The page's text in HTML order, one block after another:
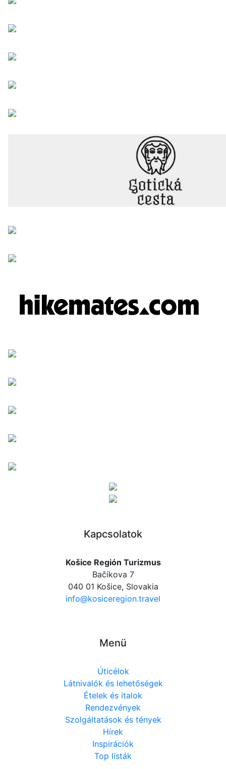
Kapcsolatok
Košice Región Turizmus
Bačíkova 7
040 01 Košice, Slovakia
info@kosiceregion.travel
Menü
Úticélok
Látnivalók és lehetőségek
Ételek és italok
Rendezvények
Szolgáltatások és tények
Hírek
Inspirációk
Top listák